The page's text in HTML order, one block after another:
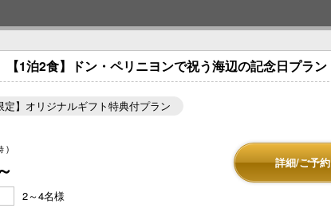
【1泊2食】ドン・ペリニヨンで祝う海辺の記念日プラン
定】オリジナルギフト特典付プラン
)
詳細/ご予約
2～4名様